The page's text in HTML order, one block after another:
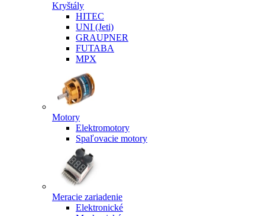
Kryštály
HITEC
UNI (Jeti)
GRAUPNER
FUTABA
MPX
Motory
Elektromotory
Spaľovacie motory
Meracie zariadenie
Elektronické